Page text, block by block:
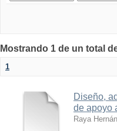
Mostrando 1 de un total
1
Diseño,
de apoyo
Raya